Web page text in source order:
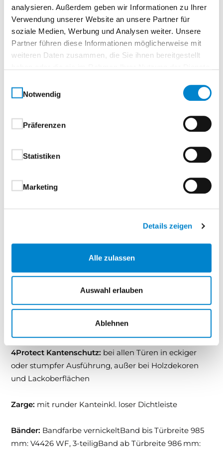
analysieren. Außerdem geben wir Informationen zu Ihrer
Verwendung unserer Website an unsere Partner für
soziale Medien, Werbung und Analysen weiter. Unsere
Partner führen diese Informationen möglicherweise mit
weiteren Daten zusammen, die Sie ihnen bereitgestellt
Notwendig
Präferenzen
Statistiken
Marketing
Details zeigen
Alle zulassen
Auswahl erlauben
Ablehnen
Die Sueno Serie bringt Licht in Ihre Räume – und das,
ohne Kompromisse beim Design einzugehen.
Großzügige Glaseinsätze sorgen für ein Höchstmaß
an Transparenz und Helligkeit, während die klare
Geometrie wie die geschlossenen Türvarianten – für
ein durchgängiges, stimmiges Türkonzept in Ihrem
Zuhause oder Objektbereich.
Große Glaseinsätze für maximale Lichtausbeute
Designgleichheit mit Signum und Versio – für
architektonische Kontinuität
Lichtdurchflutete Räume ohne Verzicht auf Stil
Sueno ist die ideale Lösung für alle, die Helligkeit,
Transparenz und gestalterische Einheit miteinander
verbinden möchten.
Türblatt:mit eckiger Türkante, optional runde oder
stumpfe Türkante, siehe Ausstattung und Zubehör
4Protect Kantenschutz: bei allen Türen in eckiger
oder stumpfer Ausführung, außer bei Holzdekoren
und Lackoberflächen
Zarge: mit runder Kanteinkl. loser Dichtleiste
Bänder: Bandfarbe vernickeltBand bis Türbreite 985
mm: V4426 WF, 3-teiligBand ab Türbreite 986 mm: